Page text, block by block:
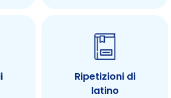
Ripetizioni di
latino